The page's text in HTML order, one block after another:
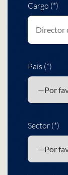
Cargo (*)
País (*)
Sector (*)